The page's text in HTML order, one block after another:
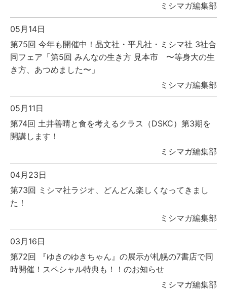
ミシマガ編集部
05月14日
第75回 今年も開催中！晶文社・平凡社・ミシマ社 3社合
同フェア「第5回 みんなの生き方 見本市 〜等身大の生
き方、あつめました〜」
ミシマガ編集部
05月11日
第74回 土井善晴と食を考えるクラス（DSKC）第3期を
開講します！
ミシマガ編集部
04月23日
第73回 ミシマ社ラジオ、どんどん楽しくなってきまし
た！
ミシマガ編集部
03月16日
第72回 『ゆきのゆきちゃん』の展示が札幌の7書店で同
時開催！スペシャル特典も！！のお知らせ
ミシマガ編集部